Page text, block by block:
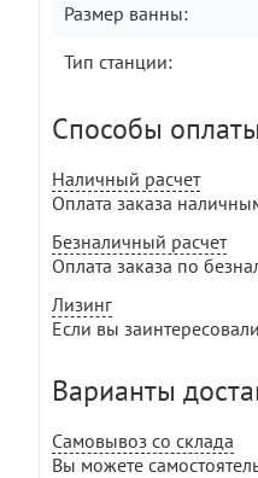
Размер ванны:
Тип станции:
Способы оплаты
Наличный расчет
Оплата заказа
Безналичный расчет
Оплата заказа по
Лизинг
Если вы
Варианты
Самовывоз со склада
Вы можете